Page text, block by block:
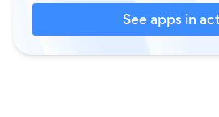
See apps in